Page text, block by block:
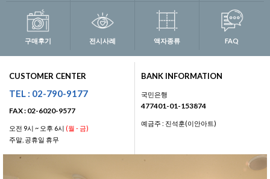
구매후기 전시사례 액자종류 FAQ
CUSTOMER CENTER
TEL : 02-790-9177
FAX : 02-6020-9577
오전 9시 ~ 오후 6시 (월 - 금)
주말, 공휴일 휴무
BANK INFORMATION
국민은행
477401-01-153874
예금주 : 진석훈(이안아트)